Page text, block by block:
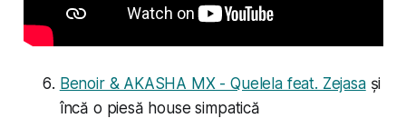
Benoir & AKASHA MX - Quelela feat. Zejasași
încă o piesă house simpatică